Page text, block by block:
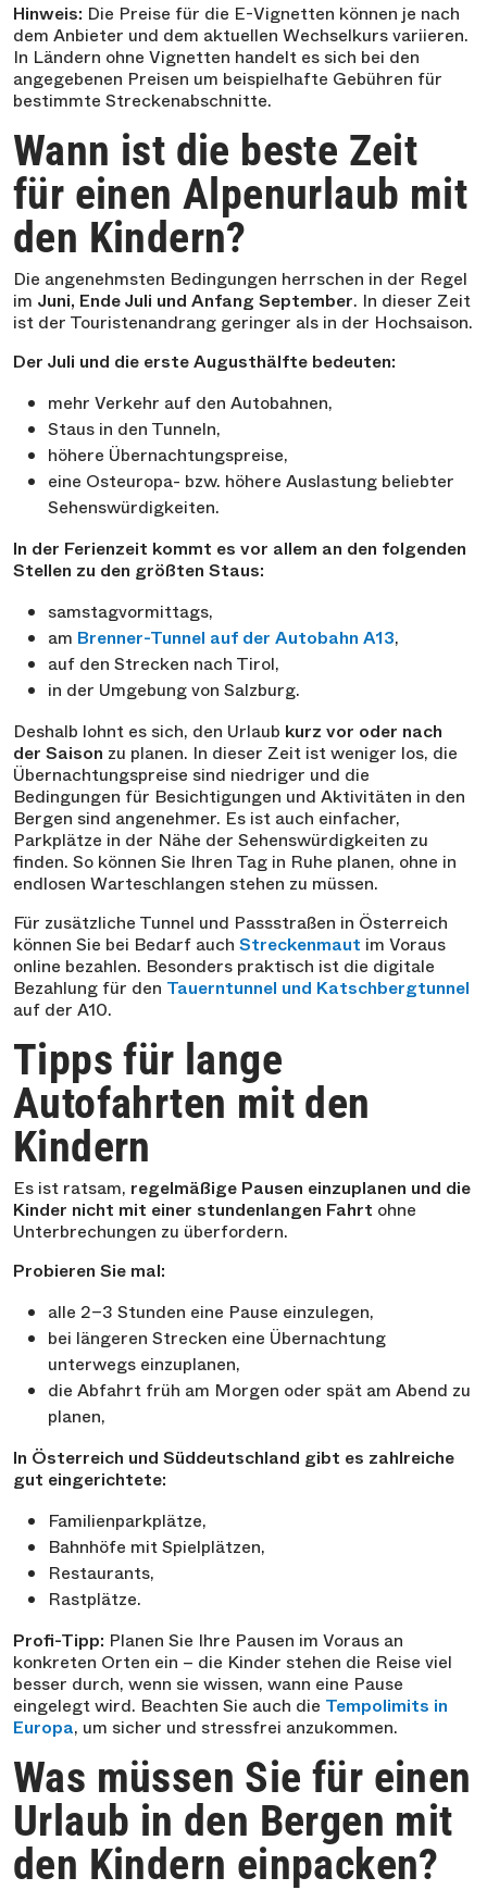
Hinweis: Die Preise für die E-Vignetten können je nach
dem Anbieter und dem aktuellen Wechselkurs variieren.
In Ländern ohne Vignetten handelt es sich bei den
angegebenen Preisen um beispielhafte Gebühren für
bestimmte Streckenabschnitte.
Wann ist die beste Zeit
für einen Alpenurlaub mit
den Kindern?
Die angenehmsten Bedingungen herrschen in der Regel
im Juni, Ende Juli und Anfang September. In dieser Zeit
ist der Touristenandrang geringer als in der Hochsaison.
Der Juli und die erste Augusthälfte bedeuten:
mehr Verkehr auf den Autobahnen,
Staus in den Tunneln,
höhere Übernachtungspreise,
eine Osteuropa- bzw. höhere Auslastung beliebter
Sehenswürdigkeiten.
In der Ferienzeit kommt es vor allem an den folgenden
Stellen zu den größten Staus:
samstagvormittags,
am Brenner-Tunnel auf der Autobahn A13,
auf den Strecken nach Tirol,
in der Umgebung von Salzburg.
Deshalb lohnt es sich, den Urlaub kurz vor oder nach
der Saison zu planen. In dieser Zeit ist weniger los, die
Übernachtungspreise sind niedriger und die
Bedingungen für Besichtigungen und Aktivitäten in den
Bergen sind angenehmer. Es ist auch einfacher,
Parkplätze in der Nähe der Sehenswürdigkeiten zu
finden. So können Sie Ihren Tag in Ruhe planen, ohne in
endlosen Warteschlangen stehen zu müssen.
Für zusätzliche Tunnel und Passstraßen in Österreich
können Sie bei Bedarf auch Streckenmaut im Voraus
online bezahlen. Besonders praktisch ist die digitale
Bezahlung für den Tauerntunnel und Katschbergtunnel
auf der A10.
Tipps für lange
Autofahrten mit den
Kindern
Es ist ratsam, regelmäßige Pausen einzuplanen und die
Kinder nicht mit einer stundenlangen Fahrt ohne
Unterbrechungen zu überfordern.
Probieren Sie mal:
alle 2–3 Stunden eine Pause einzulegen,
bei längeren Strecken eine Übernachtung
unterwegs einzuplanen,
die Abfahrt früh am Morgen oder spät am Abend zu
planen,
In Österreich und Süddeutschland gibt es zahlreiche
gut eingerichtete:
Familienparkplätze,
Bahnhöfe mit Spielplätzen,
Restaurants,
Rastplätze.
Profi-Tipp: Planen Sie Ihre Pausen im Voraus an
konkreten Orten ein – die Kinder stehen die Reise viel
besser durch, wenn sie wissen, wann eine Pause
eingelegt wird. Beachten Sie auch die Tempolimits in
Europa, um sicher und stressfrei anzukommen.
Was müssen Sie für einen
Urlaub in den Bergen mit
den Kindern einpacken?